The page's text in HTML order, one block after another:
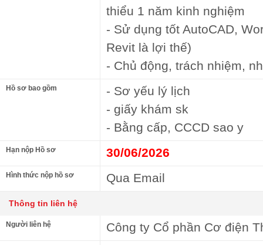
thiểu 1 năm kinh nghiệm
- Sử dụng tốt AutoCAD,
Revit là lợi thế)
- Chủ động, trách nhiệm,
Hồ sơ bao gồm
- Sơ yếu lý lịch
- giấy khám sk
- Bằng cấp, CCCD sao y
Hạn nộp Hồ sơ 30/06/2026
Hình thức nộp hồ sơ Qua Email
Thông tin liên hệ
Người liên hệ Công ty Cổ phần Cơ điện